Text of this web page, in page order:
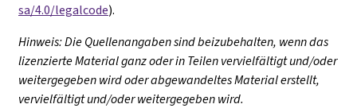
sa/4.0/legalcode).
Hinweis: Die Quellenangaben sind beizubehalten, wenn das
lizenzierte Material ganz oder in Teilen vervielfältigt und/oder
weitergegeben wird oder abgewandeltes Material erstellt,
vervielfältigt und/oder weitergegeben wird.